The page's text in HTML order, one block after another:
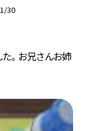
30
。 お兄さんお姉